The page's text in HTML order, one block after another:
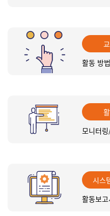
활동 방
모니터
시스
활동보